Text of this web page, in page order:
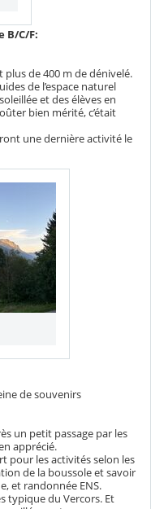
B/C/F:
de 400 m de dénivelé.
de l’espace naturel
et des élèves en
bien mérité, c’était
une dernière activité le
de souvenirs
un petit passage par les
apprécié.
pour les activités selon les
de la boussole et savoir
et randonnée ENS.
typique du Vercors. Et